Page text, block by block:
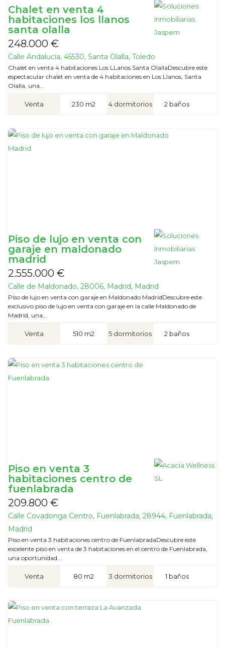
Chalet en venta 4
habitaciones los llanos
santa olalla
248.000 €
Calle Andalucía, 45530, Santa Olalla, Toledo
Chalet en venta 4 habitaciones Los LLanos Santa OlallaDescubre este
espectacular chalet en venta de 4 habitaciones en Los Llanos, Santa
Olalla, una...
Venta 230 m2 4 dormitorios 2 baños
Piso de lujo en venta con
garaje en maldonado
madrid
2.555.000 €
Calle de Maldonado, 28006, Madrid, Madrid
Piso de lujo en venta con garaje en Maldonado MadridDescubre este
exclusivo piso de lujo en venta con garaje en la calle Maldonado de
Madrid, una...
Venta 510 m2 5 dormitorios 2 baños
Piso en venta 3
habitaciones centro de
fuenlabrada
209.800 €
Calle Covadonga Centro, Fuenlabrada, 28944, Fuenlabrada,
Madrid
Piso en venta 3 habitaciones centro de FuenlabradaDescubre este
excelente piso en venta de 3 habitaciones en el centro de Fuenlabrada,
una oportunidad...
Venta 80 m2 3 dormitorios 1 baños